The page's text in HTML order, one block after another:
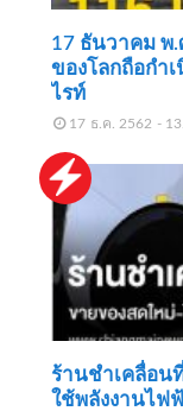
17 ธันวาคม พ.
ของโลกถือกำ
ไรท์
17 ธ.ค. 2562 -
ร้านชำเคลื่อน
ใช้พลังงานไฟ